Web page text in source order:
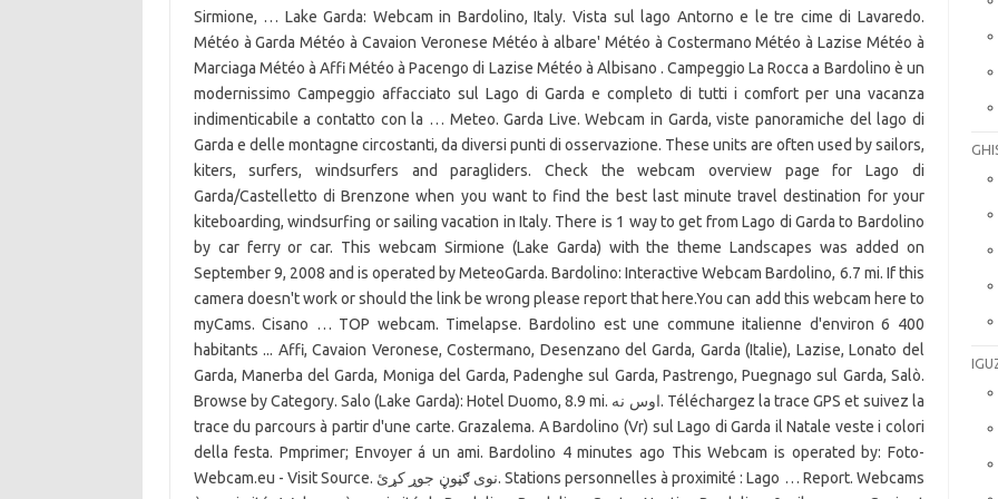
Sirmione, … Lake Garda: Webcam in Bardolino, Italy. Vista sul lago Antorno e le tre cime di Lavaredo.
Météo à Garda Météo à Cavaion Veronese Météo à albare' Météo à Costermano Météo à Lazise Météo à
Marciaga Météo à Affi Météo à Pacengo di Lazise Météo à Albisano . Campeggio La Rocca a Bardolino è un
modernissimo Campeggio affacciato sul Lago di Garda e completo di tutti i comfort per una vacanza
indimenticabile a contatto con la … Meteo. Garda Live. Webcam in Garda, viste panoramiche del lago di
Garda e delle montagne circostanti, da diversi punti di osservazione. These units are often used by sailors,
kiters, surfers, windsurfers and paragliders. Check the webcam overview page for Lago di
Garda/Castelletto di Brenzone when you want to find the best last minute travel destination for your
kiteboarding, windsurfing or sailing vacation in Italy. There is 1 way to get from Lago di Garda to Bardolino
by car ferry or car. This webcam Sirmione (Lake Garda) with the theme Landscapes was added on
September 9, 2008 and is operated by MeteoGarda. Bardolino: Interactive Webcam Bardolino, 6.7 mi. If this
camera doesn't work or should the link be wrong please report that here.You can add this webcam here to
myCams. Cisano … TOP webcam. Timelapse. Bardolino est une commune italienne d'environ 6 400
habitants ... Affi, Cavaion Veronese, Costermano, Desenzano del Garda, Garda (Italie), Lazise, Lonato del
Garda, Manerba del Garda, Moniga del Garda, Padenghe sul Garda, Pastrengo, Puegnago sul Garda, Salò.
Browse by Category. Salo (Lake Garda): Hotel Duomo, 8.9 mi. اوس نه. Téléchargez la trace GPS et suivez la
trace du parcours à partir d'une carte. Grazalema. A Bardolino (Vr) sul Lago di Garda il Natale veste i colori
della festa. Pmprimer; Envoyer á un ami. Bardolino 4 minutes ago This Webcam is operated by: Foto-
Webcam.eu - Visit Source. نوی ګڼوڼ جوړ کړﺉ. Stations personnelles à proximité : Lago … Report. Webcams